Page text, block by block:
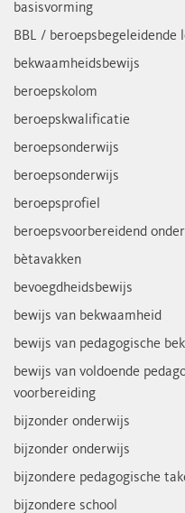
basisvorming
BBL / beroepsbegeleidende
bekwaamheidsbewijs
beroepskolom
beroepskwalificatie
beroepsonderwijs
beroepsonderwijs
beroepsprofiel
beroepsvoorbereidend
bètavakken
bevoegdheidsbewijs
bewijs van bekwaamheid
bewijs van pedagogische
bewijs van voldoende
voorbereiding
bijzonder onderwijs
bijzonder onderwijs
bijzondere pedagogische
bijzondere school